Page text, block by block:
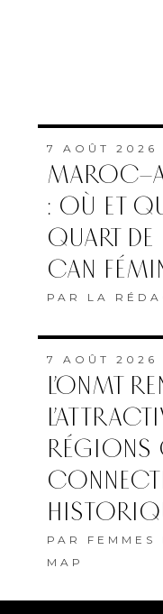
7 AOÛT 2026
: OÙ ET
QUART DE
CAN
PAR LA
7 AOÛT 2026
L’ONMT
RÉGIONS
PAR FEMMES
MAP